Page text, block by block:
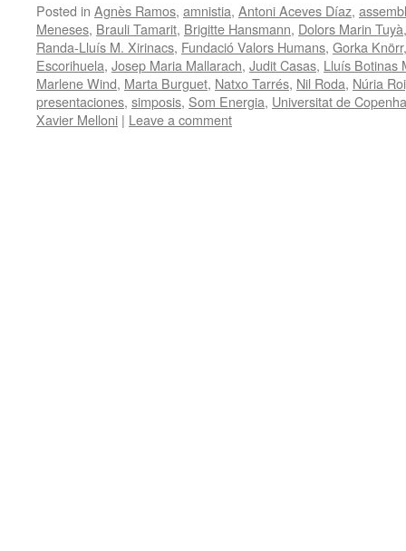
Posted in Agnès Ramos, amnistia, Antoni Aceves Díaz,
Meneses, Brauli Tamarit, Brigitte Hansmann, Dolors Marin Tuyà
Randa-Lluís M. Xirinacs, Fundació Valors Humans, Gorka Knörr
Escorihuela, Josep Maria Mallarach, Judit Casas, Lluís Botinas
Marlene Wind, Marta Burguet, Natxo Tarrés, Nil Roda, Núria
presentaciones, simposis, Som Energia, Universitat de
Xavier Melloni | Leave a comment